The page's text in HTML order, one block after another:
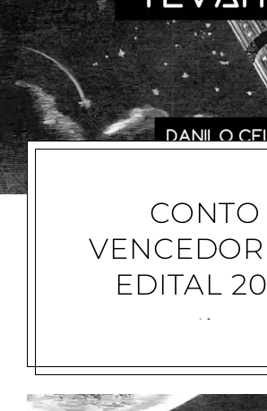
CONTO
EDITAL